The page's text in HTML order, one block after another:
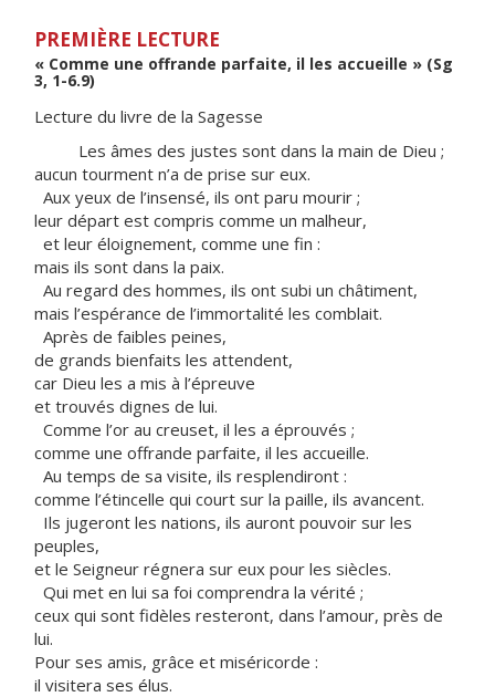
PREMIÈRE LECTURE
« Comme une offrande parfaite, il les accueille » (Sg
3, 1-6.9)
Lecture du livre de la Sagesse
Les âmes des justes sont dans la main de Dieu ;
aucun tourment n’a de prise sur eux.
Aux yeux de l’insensé, ils ont paru mourir ;
leur départ est compris comme un malheur,
et leur éloignement, comme une fin :
mais ils sont dans la paix.
Au regard des hommes, ils ont subi un châtiment,
mais l’espérance de l’immortalité les comblait.
Après de faibles peines,
de grands bienfaits les attendent,
car Dieu les a mis à l’épreuve
et trouvés dignes de lui.
Comme l’or au creuset, il les a éprouvés ;
comme une offrande parfaite, il les accueille.
Au temps de sa visite, ils resplendiront :
comme l’étincelle qui court sur la paille, ils avancent.
Ils jugeront les nations, ils auront pouvoir sur les
peuples,
et le Seigneur régnera sur eux pour les siècles.
Qui met en lui sa foi comprendra la vérité ;
ceux qui sont fidèles resteront, dans l’amour, près de
lui.
Pour ses amis, grâce et miséricorde :
il visitera ses élus.